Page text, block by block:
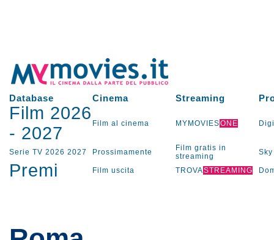
Database Cinema Streaming
Film 2026
- 2027 Film al cinema MYMOVIESONE
Serie TV 2026 2027 Prossimamente
Film gratis in
streaming
Sky
Premi Film uscita TROVASTREAMING